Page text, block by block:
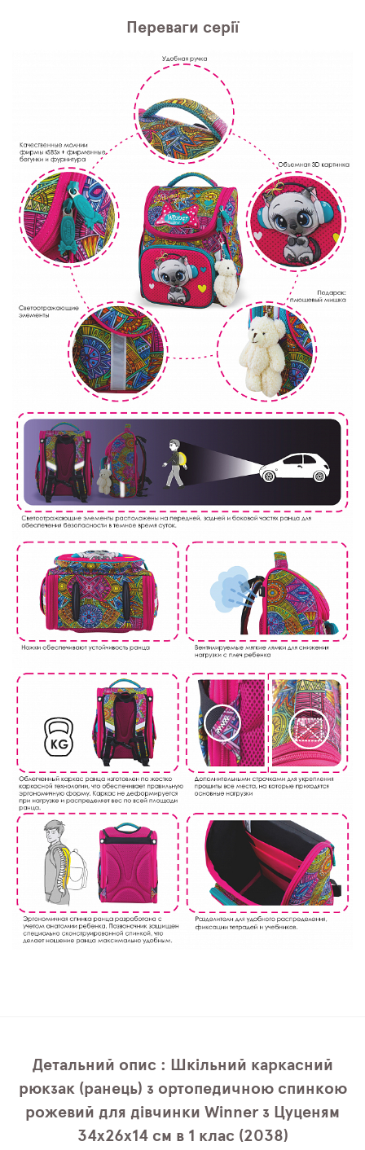
Переваги серії
Детальний опис : Шкільний каркасний
рюкзак (ранець) з ортопедичною спинкою
рожевий для дівчинки Winner з Цуценям
34х26х14 см в 1 клас (2038)